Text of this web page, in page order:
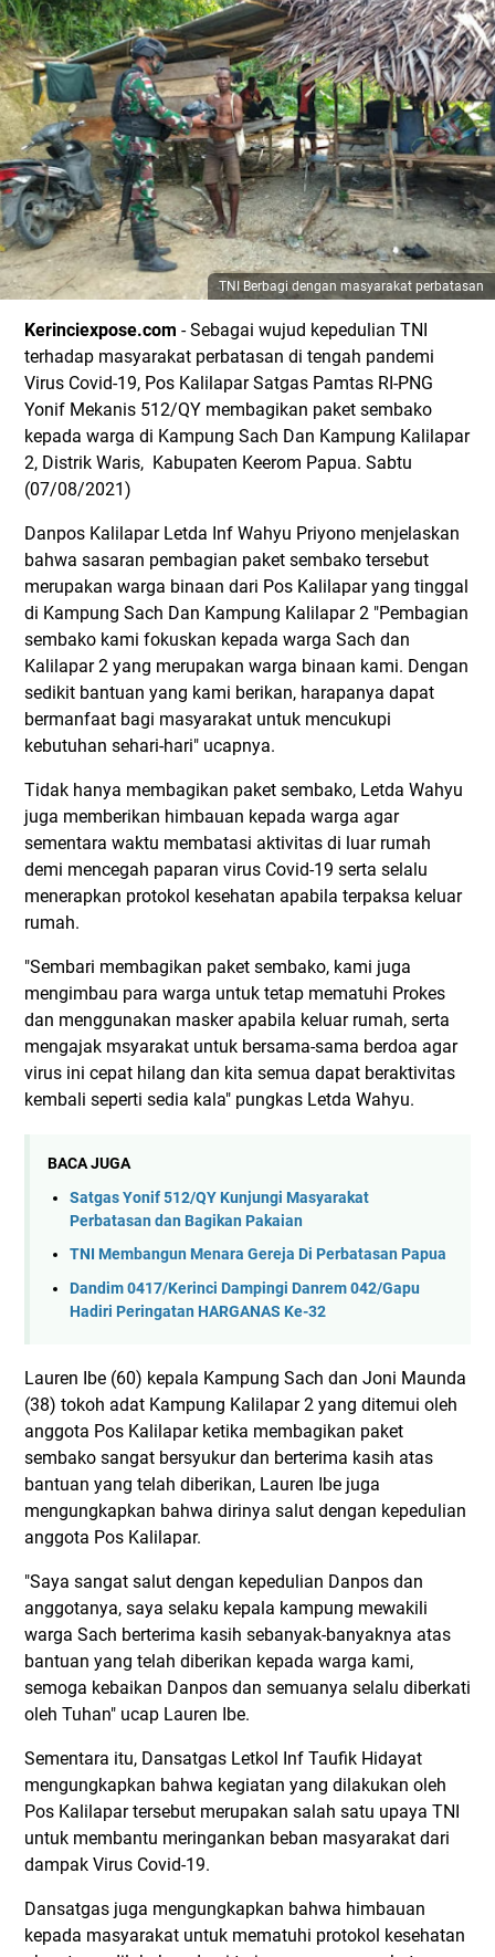
TNI Berbagi dengan masyarakat perbatasan
Kerinciexpose.com - Sebagai wujud kepedulian TNI
terhadap masyarakat perbatasan di tengah pandemi
Virus Covid-19, Pos Kalilapar Satgas Pamtas RI-PNG
Yonif Mekanis 512/QY membagikan paket sembako
kepada warga di Kampung Sach Dan Kampung Kalilapar
2, Distrik Waris, Kabupaten Keerom Papua. Sabtu
(07/08/2021)
Danpos Kalilapar Letda Inf Wahyu Priyono menjelaskan
bahwa sasaran pembagian paket sembako tersebut
merupakan warga binaan dari Pos Kalilapar yang tinggal
di Kampung Sach Dan Kampung Kalilapar 2 "Pembagian
sembako kami fokuskan kepada warga Sach dan
Kalilapar 2 yang merupakan warga binaan kami. Dengan
sedikit bantuan yang kami berikan, harapanya dapat
bermanfaat bagi masyarakat untuk mencukupi
kebutuhan sehari-hari" ucapnya.
Tidak hanya membagikan paket sembako, Letda Wahyu
juga memberikan himbauan kepada warga agar
sementara waktu membatasi aktivitas di luar rumah
demi mencegah paparan virus Covid-19 serta selalu
menerapkan protokol kesehatan apabila terpaksa keluar
rumah.
"Sembari membagikan paket sembako, kami juga
mengimbau para warga untuk tetap mematuhi Prokes
dan menggunakan masker apabila keluar rumah, serta
mengajak msyarakat untuk bersama-sama berdoa agar
virus ini cepat hilang dan kita semua dapat beraktivitas
kembali seperti sedia kala" pungkas Letda Wahyu.
BACA JUGA
Satgas Yonif 512/QY Kunjungi Masyarakat
Perbatasan dan Bagikan Pakaian
TNI Membangun Menara Gereja Di Perbatasan Papua
Dandim 0417/Kerinci Dampingi Danrem 042/Gapu
Hadiri Peringatan HARGANAS Ke-32
Lauren Ibe (60) kepala Kampung Sach dan Joni Maunda
(38) tokoh adat Kampung Kalilapar 2 yang ditemui oleh
anggota Pos Kalilapar ketika membagikan paket
sembako sangat bersyukur dan berterima kasih atas
bantuan yang telah diberikan, Lauren Ibe juga
mengungkapkan bahwa dirinya salut dengan kepedulian
anggota Pos Kalilapar.
"Saya sangat salut dengan kepedulian Danpos dan
anggotanya, saya selaku kepala kampung mewakili
warga Sach berterima kasih sebanyak-banyaknya atas
bantuan yang telah diberikan kepada warga kami,
semoga kebaikan Danpos dan semuanya selalu diberkati
oleh Tuhan" ucap Lauren Ibe.
Sementara itu, Dansatgas Letkol Inf Taufik Hidayat
mengungkapkan bahwa kegiatan yang dilakukan oleh
Pos Kalilapar tersebut merupakan salah satu upaya TNI
untuk membantu meringankan beban masyarakat dari
dampak Virus Covid-19.
Dansatgas juga mengungkapkan bahwa himbauan
kepada masyarakat untuk mematuhi protokol kesehatan